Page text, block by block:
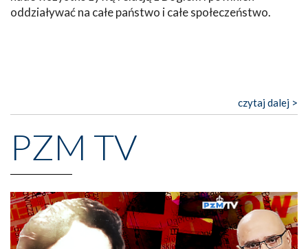
oddziaływać na całe państwo i całe społeczeństwo.
czytaj dalej >
PZM TV